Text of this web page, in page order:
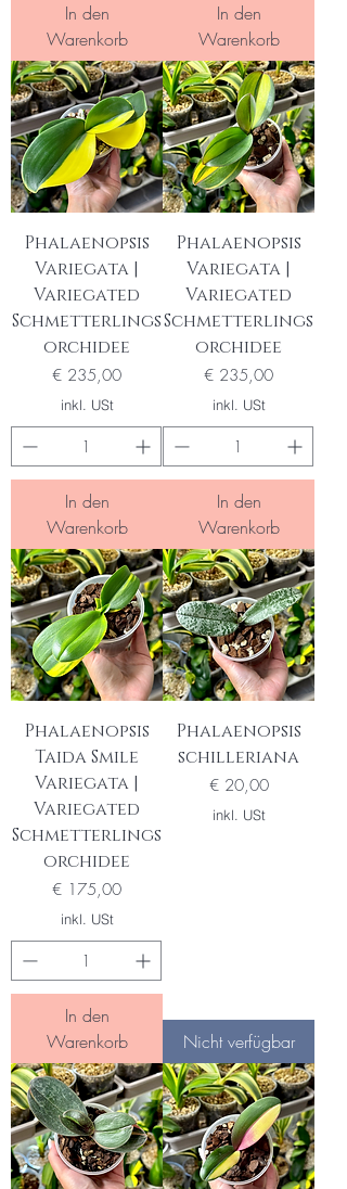
In den
Warenkorb
In den
Warenkorb
Phalaenopsis
Variegata |
Variegated
Schmetterlings
orchidee
Preis
€ 235,00
inkl. USt
In den
Warenkorb
Phalaenopsis
Variegata |
Variegated
Schmetterlings
orchidee
Preis
€ 235,00
inkl. USt
In den
Warenkorb
Phalaenopsis
Taida Smile
Variegata |
Variegated
Schmetterlings
orchidee
Preis
€ 175,00
inkl. USt
In den
Warenkorb
Phalaenopsis
schilleriana
Preis
€ 20,00
inkl. USt
Nicht verfügbar